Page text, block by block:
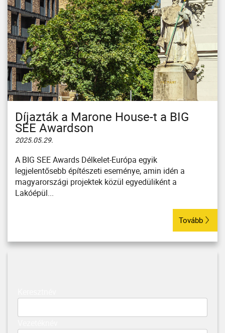
Díjazták a Marone House-t a BIG
SEE Awardson
2025.05.29.
A BIG SEE Awards Délkelet-Európa egyik
legjelentősebb építészeti eseménye, amin idén a
magyarországi projektek közül egyedüliként a
Lakóépül...
Tovább